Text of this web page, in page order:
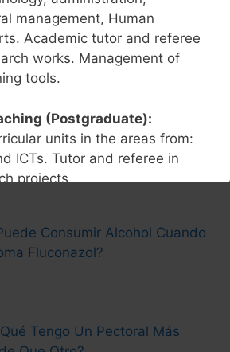
management, Human
Academic tutor and referee
works. Management of
tools.
(Postgraduate):
units in the areas from:
ICTs. Tutor and referee in
projects.
management with
products. Research
Technology in business
and different articles
y Alcohol: Efectos
Consumir Alcohol Cuando
Fluconazol?
Tengo Un Pectoral Más